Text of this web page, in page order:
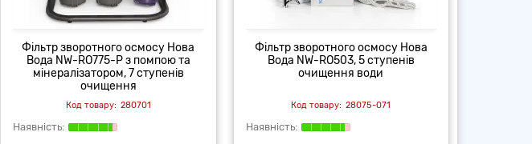
Фільтр зворотного осмосу Нова
Вода NW-RO775-P з помпою та
мінералізатором, 7 ступенів
очищення
280701
Фільтр зворотного осмосу Нова
Вода NW-RO503, 5 ступенів
очищення води
28075-071